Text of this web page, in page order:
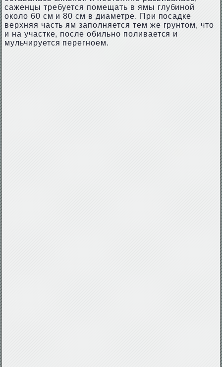
саженцы требуется помещать в ямы глубиной
около 60 см и 80 см в диаметре. При посадке
верхняя часть ям заполняется тем же грунтом, что
и на участке, после обильно поливается и
мульчируется перегноем.